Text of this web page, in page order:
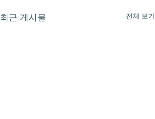
최근 게시물 전체 보기